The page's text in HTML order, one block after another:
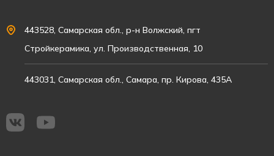
443528, Самарская обл., р-н Волжский, пгт
Стройкерамика, ул. Производственная, 10
443031, Самарская обл., Самара, пр. Кирова, 435А